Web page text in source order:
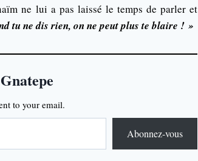
ne lui a pas laissé le temps de parler et
tu ne dis rien, on ne peut plus te blaire ! »
to your email.
Abonnez-vous